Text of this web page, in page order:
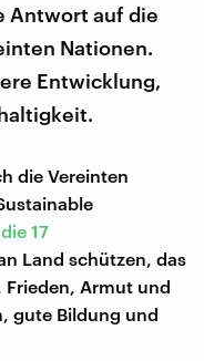
Antwort auf die
Nationen.
Entwicklung,
die Vereinten
die 17
Land schützen, das
Frieden, Armut und
gute Bildung und